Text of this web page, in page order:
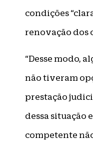
condições
renovação dos
“Desse modo,
não tiveram
prestação
dessa situação
competente